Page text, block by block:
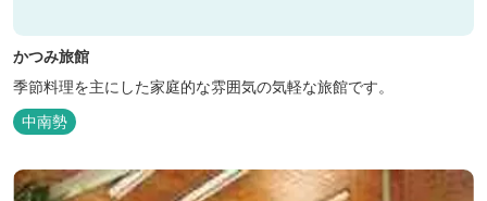
かつみ旅館
季節料理を主にした家庭的な雰囲気の気軽な旅館です。
中南勢